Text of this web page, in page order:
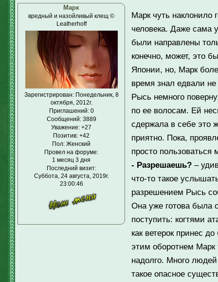
Марк
вредный и назойливый клещ ©
Leatherhoff
Зарегистрирован: Понедельник, 8
октября, 2012г.
Приглашений:0
Сообщений:3889
Уважение: +27
Позитив: +42
Пол: Женский
Провел на форуме:
1 месяц 3 дня
Последний визит:
Суббота, 24 августа, 2019г.
23:00:46
Марк чуть наклонило
человека. Даже сама
были направлены
конечно, может, это
Японии, но, Марк
время знал едвали
Рысь немного
по ее волосам. Ей
сдержала в себе это
приятно. Пока,
просто пользоваться
- Разрешаешь?–
что-то такое
разрешением Рысь
Она уже готова была
поступить: когтями
как ветерок принес
этим оборотнем Марк
надолго. Много
такое опасное